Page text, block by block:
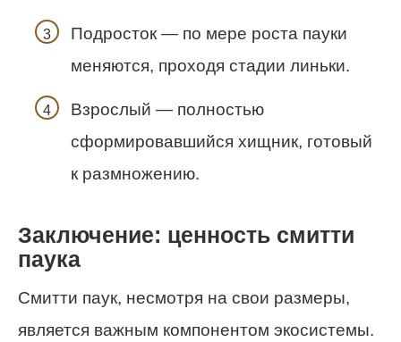
Подросток — по мере роста пауки
меняются, проходя стадии линьки.
Взрослый — полностью
сформировавшийся хищник, готовый
к размножению.
Заключение: ценность смитти
паука
Смитти паук, несмотря на свои размеры,
является важным компонентом экосистемы.